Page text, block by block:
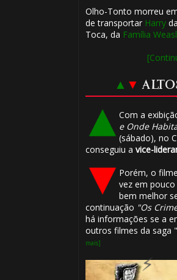
Olho-Tonto morreu
de transportar Harry
Toca, da Família
▲ ▼
Com a
e Onde
(sábado), no
conseguiu a vice-
Porém, o
vez em
bem melhor
continuação "Os
há informações se a
outros filmes da saga
mais]